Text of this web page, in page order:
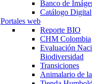
Banco de
Catálogo Digital
Portales web
Reporte BIO
CHM Colombia
Evaluación
Biodiversidad
Transiciones
Animalario de